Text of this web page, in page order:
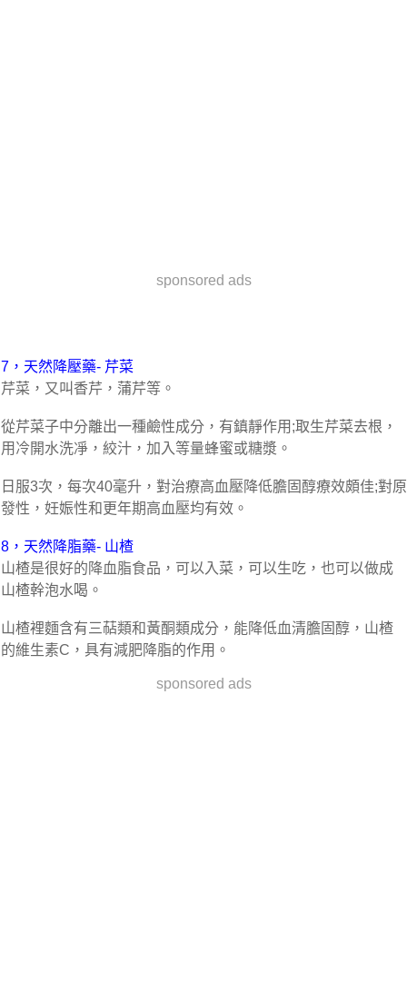
sponsored ads
7，天然降壓藥- 芹菜
芹菜，又叫香芹，蒲芹等。
從芹菜子中分離出一種鹼性成分，有鎮靜作用;取生芹菜去根，
用冷開水洗凈，絞汁，加入等量蜂蜜或糖漿。
日服3次，每次40毫升，對治療高血壓降低膽固醇療效頗佳;對原
發性，妊娠性和更年期高血壓均有效。
8，天然降脂藥- 山楂
山楂是很好的降血脂食品，可以入菜，可以生吃，也可以做成
山楂幹泡水喝。
山楂裡麵含有三萜類和黃酮類成分，能降低血清膽固醇，山楂
的維生素C，具有減肥降脂的作用。
sponsored ads